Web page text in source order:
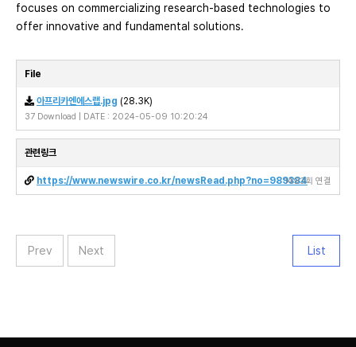
focuses on commercializing research-based technologies to
offer innovative and fundamental solutions.
File
아프리카엔에스랩.jpg (28.3K)
37 Download | DATE : 2024-05-09 10:20:24
관련링크
https://www.newswire.co.kr/newsRead.php?no=9893841493회 연결
Prev Next List